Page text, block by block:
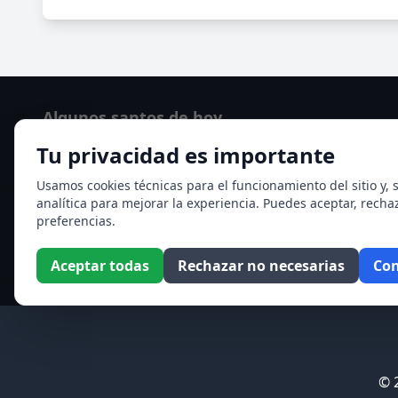
Tu privacidad es importante
Usamos cookies técnicas para el funcionamiento del sitio y,
analítica para mejorar la experiencia. Puedes aceptar,
preferencias.
Aceptar todas Rechazar no necesarias
Algunos santos de hoy
Santo Domingo de Guzmán
Ver todos los santos de hoy
©